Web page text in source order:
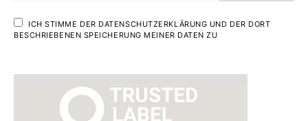
ICH STIMME DER DATENSCHUTZERKLÄRUNG UND DER DORT
BESCHRIEBENEN SPEICHERUNG MEINER DATEN ZU